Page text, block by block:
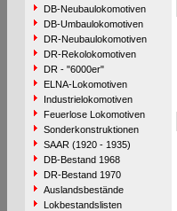
DB-Neubaulokomotiven
DB-Umbaulokomotiven
DR-Neubaulokomotiven
DR-Rekolokomotiven
DR - "6000er"
ELNA-Lokomotiven
Industrielokomotiven
Feuerlose Lokomotiven
Sonderkonstruktionen
SAAR (1920 - 1935)
DB-Bestand 1968
DR-Bestand 1970
Auslandsbestände
Lokbestandslisten